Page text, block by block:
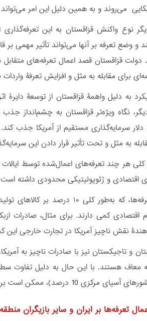
می‌روند و به همین دلیل این امر
نوع واکنش قزاقستان به این
و وضع تعرفه بر آنها می‌تواند تأثیر مهمی بر
قزاقستان قصد اعمال تعرفه‌های
برای مقابله به مثل و افزایش تعرفۀ
دلار سرمایه‌گذاری مستقیم از آمریکا
به مثل و تحت تأثیر قرار دادن این
کلی هر چند تعرفه‌های اعمال‌شده توسط
اقتصادی و ژئوپولیتیکی محدودی داشته است
این تعرفه‌ها، که به‌طور
نقش ناچیز آمریکا در تجارت خارجی این
و تاجیکستان نیز با صادرات ناچیز به
10 درصد)، ممکن است برخی از این کشورها از مزیت رقابتی برخوردار شوند.
تعرفه‌ها بر ایران و سایر بازیگران